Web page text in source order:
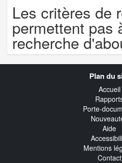
Les critères de
permettent pas
recherche
Plan du
Accueil
Porte-
Aide
Mentions
Contact